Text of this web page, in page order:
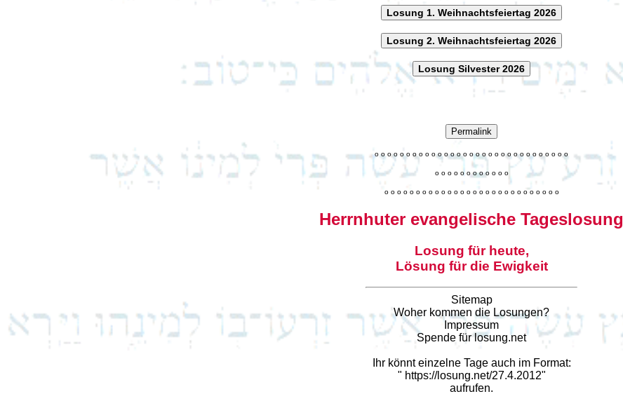
Losung 1. Weihnachtsfeiertag 2026
Losung 2. Weihnachtsfeiertag 2026
Losung Silvester 2026
Permalink
o o o o o o o o o o o o o o o o o o o o o o o o o o o o o o o
o o o o o o o o o o o o
o o o o o o o o o o o o o o o o o o o o o o o o o o o o
Herrnhuter evangelische Tageslosung
Losung für heute,
Lösung für die Ewigkeit
Sitemap
Woher kommen die Losungen?
Impressum
Spende für losung.net
Ihr könnt einzelne Tage auch im Format:
" https://losung.net/27.4.2012"
aufrufen.